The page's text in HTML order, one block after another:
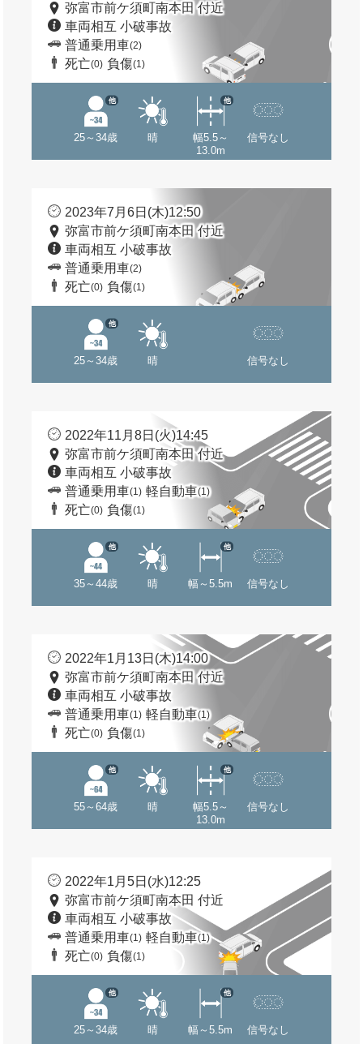
弥富市前ケ須町南本田 付近
車両相互 小破事故
普通乗用車(2)
死亡(0) 負傷(1)
25～34歳
他
晴
幅5.5～
13.0m
他
信号なし
2023年7月6日(木)12:50
弥富市前ケ須町南本田 付近
車両相互 小破事故
普通乗用車(2)
死亡(0) 負傷(1)
25～34歳
他
晴 信号なし
2022年11月8日(火)14:45
弥富市前ケ須町南本田 付近
車両相互 小破事故
普通乗用車(1) 軽自動車(1)
死亡(0) 負傷(1)
35～44歳
他
晴 幅～5.5m
他
信号なし
2022年1月13日(木)14:00
弥富市前ケ須町南本田 付近
車両相互 小破事故
普通乗用車(1) 軽自動車(1)
死亡(0) 負傷(1)
55～64歳
他
晴
幅5.5～
13.0m
他
信号なし
2022年1月5日(水)12:25
弥富市前ケ須町南本田 付近
車両相互 小破事故
普通乗用車(1) 軽自動車(1)
死亡(0) 負傷(1)
25～34歳
他
晴 幅～5.5m
他
信号なし